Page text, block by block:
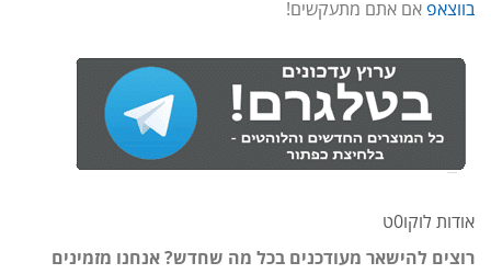
בווצאפאם אתם מתעקשים!
אודות לוקו0ט
רוצים להישאר מעודכנים בכל מה שחדש? אנחנו מזמינים